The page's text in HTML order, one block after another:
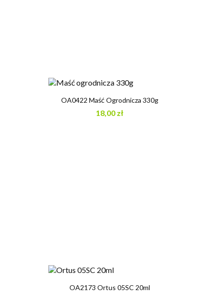
OA0422 Maść Ogrodnicza 330g
18,00 zł
OA2173 Ortus 05SC 20ml